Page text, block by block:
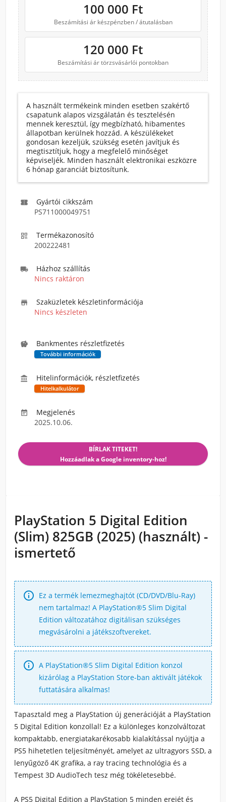
100 000 Ft
Beszámítási ár készpénzben / átutalásban
120 000 Ft
Beszámítási ár törzsvásárlói pontokban
A használt termékeink minden esetben szakértő
csapatunk alapos vizsgálatán és tesztelésén
mennek keresztül, így megbízható, hibamentes
állapotban kerülnek hozzád. A készülékeket
gondosan kezeljük, szükség esetén javítjuk és
megtisztítjuk, hogy a megfelelő minőséget
képviseljék. Minden használt elektronikai eszközre
6 hónap garanciát biztosítunk.

Gyártói cikkszám
PS711000049751

Termékazonosító
200222481

Házhoz szállítás
Nincs raktáron

Szaküzletek készletinformációja
Nincs készleten
 Bankmentes részletfizetés
További információk
 Hitelinformációk, részletfizetés
Hitelkalkulátor

Megjelenés
2025.10.06.
BÍRLAK TITEKET!
Hozzáadlak a Google inventory-hoz!
PlayStation 5 Digital Edition
(Slim) 825GB (2025) (használt) -
ismertető
 Ez a termék lemezmeghajtót (CD/DVD/Blu-Ray)
nem tartalmaz! A PlayStation®5 Slim Digital
Edition változatához digitálisan szükséges
megvásárolni a játékszoftvereket.
 A PlayStation®5 Slim Digital Edition konzol
kizárólag a PlayStation Store-ban aktivált játékok
futtatására alkalmas!
Tapasztald meg a PlayStation új generációját a PlayStation
5 Digital Edition konzollal! Ez a különleges konzolváltozat
kompaktabb, energiatakarékosabb kialakítással nyújtja a
PS5 hihetetlen teljesítményét, amelyet az ultragyors SSD, a
lenyűgöző 4K grafika, a ray tracing technológia és a
Tempest 3D AudioTech tesz még tökéletesebbé.
A PS5 Digital Edition a PlayStation 5 minden erejét és